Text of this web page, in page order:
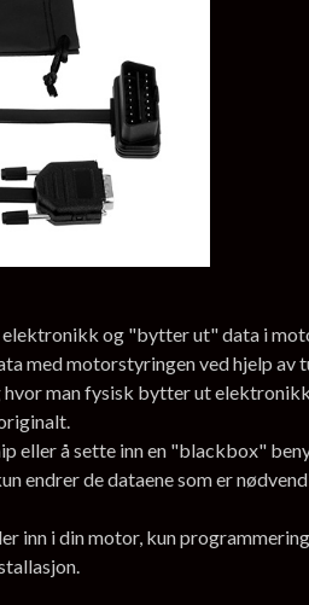
og "bytter ut" data i
med motorstyringen ved hjelp
man fysisk bytter ut
eller å sette inn en "blackbox"
endrer de dataene som er
inn i din motor, kun